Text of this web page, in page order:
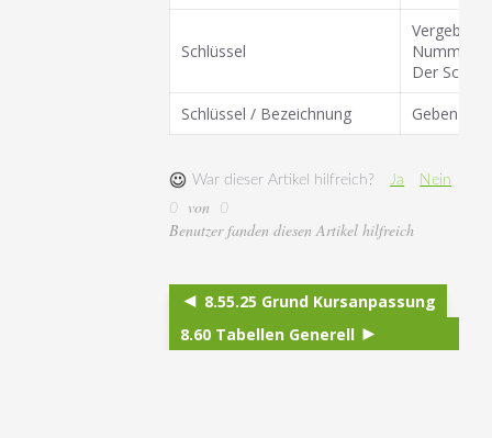
Schlüssel
Vergeben
Nummer
Der
Schlüssel / Bezeichnung
Geben Sie
War dieser Artikel hilfreich? Ja
Nein
0
von 0
Benutzer fanden diesen Artikel hilfreich
8.55.25 Grund Kursanpassung
8.60 Tabellen Generell